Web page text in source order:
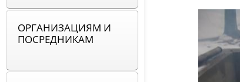
ОРГАНИЗАЦИЯМ И
ПОСРЕДНИКАМ